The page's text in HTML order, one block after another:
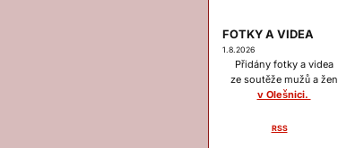
FOTKY A VIDEA
1.8.2026
Přidány fotky a videa
ze soutěže mužů a žen
v Olešnici.
RSS